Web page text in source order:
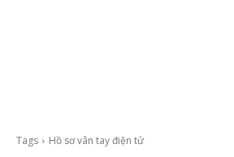
Tags Hồ sơ vân tay điện tử